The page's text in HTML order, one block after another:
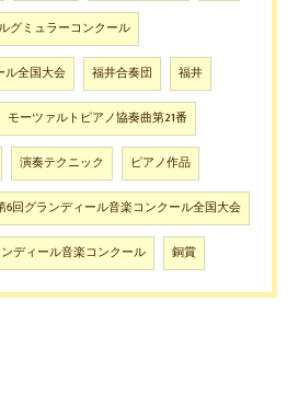
グミュラーコンクール
ル全国大会 福井合奏団 福井
モーツァルトピアノ協奏曲第21番
演奏テクニック ピアノ作品
6回グランディール音楽コンクール全国大会
ディール音楽コンクール 銅賞